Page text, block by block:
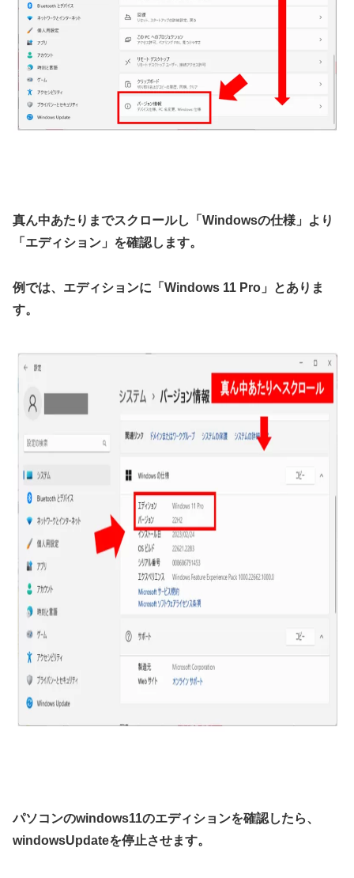
真ん中あたりまでスクロールし「Windowsの仕様」より
「エディション」を確認します。
例では、エディションに「Windows 11 Pro」とありま
す。
パソコンのwindows11のエディションを確認したら、
windowsUpdateを停止させます。